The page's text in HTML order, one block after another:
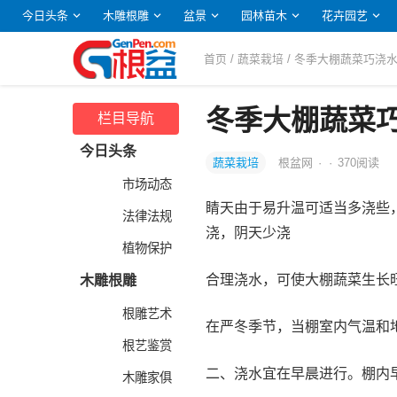
今日头条 木雕根雕 盆景 园林苗木 花卉园艺
首页 / 蔬菜栽培 / 冬季大棚蔬菜巧浇
栏目导航
今日头条
市场动态
法律法规
植物保护
木雕根雕
根雕艺术
根艺鉴赏
木雕家俱
冬季大棚蔬菜
蔬菜栽培 根盆网 · · 370阅读
睛天由于易升温可适当多浇
浇，阴天少浇
合理浇水，可使大棚蔬菜生长
在严冬季节，当棚室内气温和
二、浇水宜在早晨进行。棚